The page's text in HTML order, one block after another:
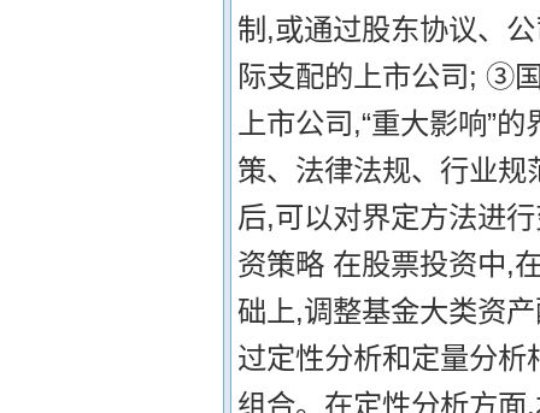
制,或通过股东协议、
际支配的上市公司; ③
上市公司,“重大影响”
策、法律法规、行业
后,可以对界定方法进
资策略 在股票投资中,
础上,调整基金大类资
过定性分析和定量分
组合。在定性分析方